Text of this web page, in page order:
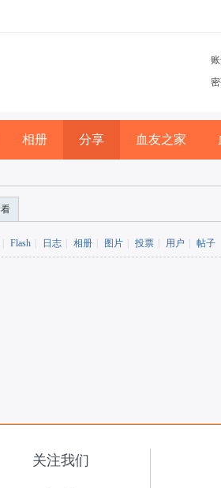
相册 分享 血友之家
Flash 日志 相册 图片 投票 用户 帖子
关注我们